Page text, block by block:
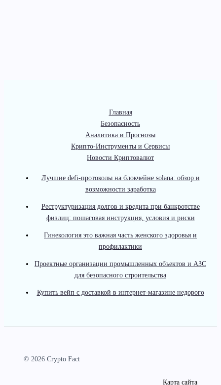
Главная
Безопасность
Аналитика и Прогнозы
Крипто-Инструменты и Сервисы
Новости Криптовалют
Лучшие defi-протоколы на блокчейне solana: обзор и
возможности заработка
Реструктуризация долгов и кредита при банкротстве
физлиц: пошаговая инструкция, условия и риски
Гинекология это важная часть женского здоровья и
профилактики
Проектные организации промышленных объектов и АЗС
для безопасного строительства
Купить вейп с доставкой в интернет-магазине недорого
© 2026 Crypto Fact
Карта сайта